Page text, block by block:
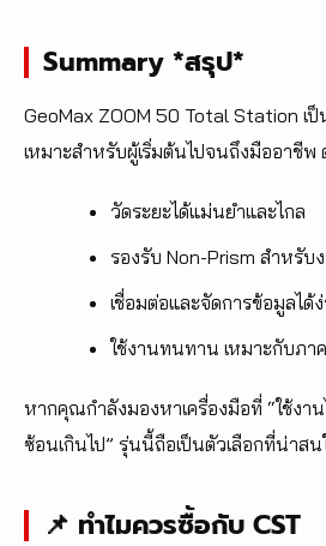
Summary *สรุป*
GeoMax ZOOM 50 Total Station เ
เหมาะสำหรับผู้เริ่มต้นไปจนถึงมืออาชีพ
วัดระยะได้แม่นยำและไกล
รองรับ Non-Prism สำหรับ
เชื่อมต่อและจัดการข้อมูลได้
ใช้งานทนทาน เหมาะกับภา
หากคุณกำลังมองหาเครื่องมือที่ “ใช้งา
ซ้อนเกินไป” รุ่นนี้ถือเป็นตัวเลือกที่น่าสน
📌 ทำไมควรซื้อกับ CST